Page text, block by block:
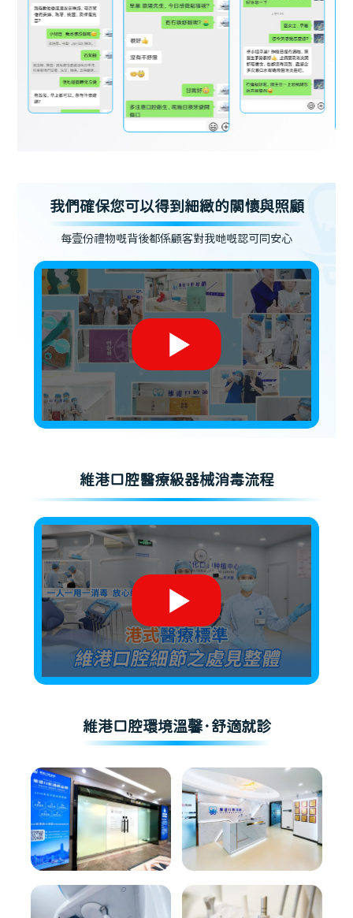
我們確保您可以得到細緻的關懷與照顧
每壹份禮物嘅背後都係顧客對我哋嘅認可同安心
維港口腔醫療級器械消毒流程
維港口腔環境溫馨·舒適就診